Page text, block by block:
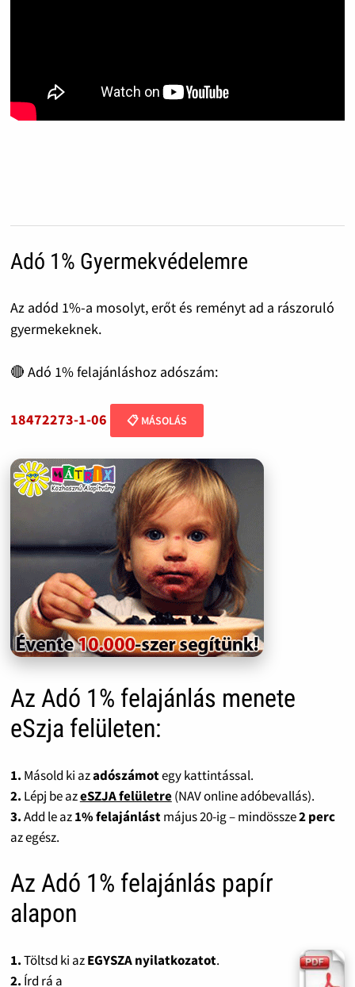
Adó 1% Gyermekvédelemre
Az adód 1%-a mosolyt, erőt és reményt ad a rászoruló
gyermekeknek.
🔴 Adó 1% felajánláshoz adószám:
18472273-1-06 📋 MÁSOLÁS
Az Adó 1% felajánlás menete
eSzja felületen:
1. Másold ki azadószámotegy kattintással.
2. Lépj be azeSZJA felületre(NAV online adóbevallás).
3.Add le az1% felajánlástmájus 20-ig – mindössze2 perc
az egész.
Az Adó 1% felajánlás papír
alapon
1.Töltsd ki azEGYSZA nyilatkozatot.
2. Írd rá a